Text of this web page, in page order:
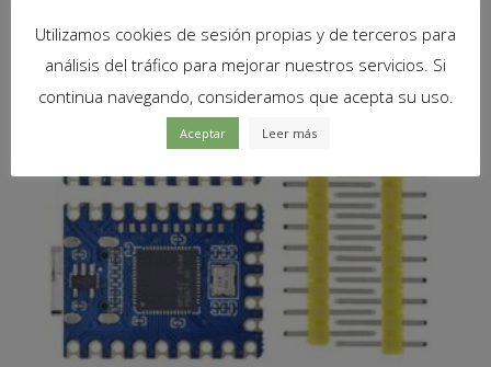
Utilizamos cookies de sesión propias y de terceros para
análisis del tráfico para mejorar nuestros servicios. Si
continua navegando, consideramos que acepta su uso.
Aceptar Leer más